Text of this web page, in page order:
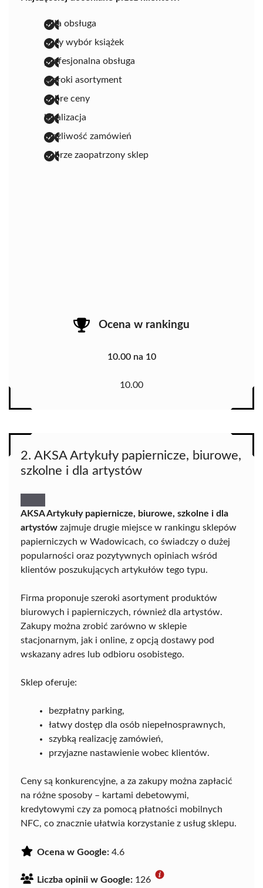
miła obsługa
duży wybór książek
profesjonalna obsługa
szeroki asortyment
dobre ceny
lokalizacja
możliwość zamówień
dobrze zaopatrzony sklep
Ocena w rankingu
10.00 na 10
10.00
2. AKSA Artykuły papiernicze, biurowe,
szkolne i dla artystów
AKSA Artykuły papiernicze, biurowe, szkolne i dla
artystów zajmuje drugie miejsce w rankingu sklepów
papierniczych w Wadowicach, co świadczy o dużej
popularności oraz pozytywnych opiniach wśród
klientów poszukujących artykułów tego typu.
Firma proponuje szeroki asortyment produktów
biurowych i papierniczych, również dla artystów.
Zakupy można zrobić zarówno w sklepie
stacjonarnym, jak i online, z opcją dostawy pod
wskazany adres lub odbioru osobistego.
Sklep oferuje:
bezpłatny parking,
łatwy dostęp dla osób niepełnosprawnych,
szybką realizację zamówień,
przyjazne nastawienie wobec klientów.
Ceny są konkurencyjne, a za zakupy można zapłacić
na różne sposoby – kartami debetowymi,
kredytowymi czy za pomocą płatności mobilnych
NFC, co znacznie ułatwia korzystanie z usług sklepu.
Ocena w Google: 4.6
Liczba opinii w Google: 126